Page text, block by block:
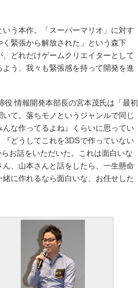
う本作。「スーパーマリオ」に対す
緊張から解放された」という森下
どれだけゲームクリエイターとして
う、我々も緊張感を持って開発を進
情報開発本部長の宮本茂氏は「最初
て。落ちモノというジャンルで同じ
な作ってるよね』くらいに思ってい
どうしてこれを3DSで作っていない
お話をいただいた。これは面白いな
、山本さんと話をしたら、一生懸命
に作れるなら面白いな、お任せした